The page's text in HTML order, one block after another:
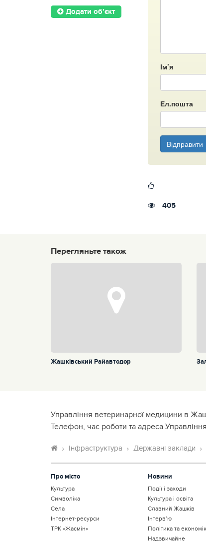
Додати об’єкт
Ім’я
Ел.пошта
Відправити
405
Перегляньте також
Жашківський Райавтодор
Управління ветеринарної медицини в
Телефон, час роботи та адреса
Інфраструктура Державні заклади
Про місто
Культура
Символіка
Села
Інтернет-ресурси
ТРК «Жасмін»
Новини
Події і заходи
Культура і освіта
Славний Жашків
Інтерв’ю
Політика та
Надзвичайне